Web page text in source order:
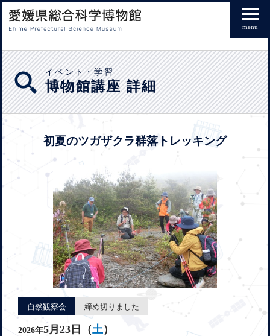
menu
イベント・学習
博物館講座 詳細
初夏のツガザクラ群落トレッキング
自然観察会 締め切りました
2026年5月23日（土）